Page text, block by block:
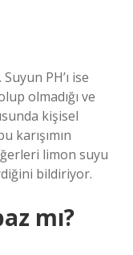
PH’ı ise
olmadığı ve
kişisel
karışımın
limon suyu
bildiriyor.
mı?